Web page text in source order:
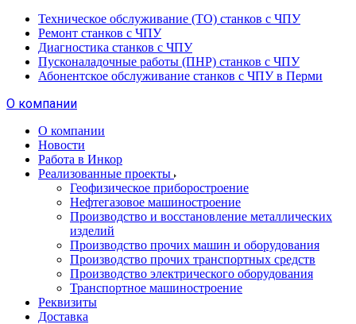
Техническое обслуживание (ТО) станков с ЧПУ
Ремонт станков с ЧПУ
Диагностика станков с ЧПУ
Пусконаладочные работы (ПНР) станков с ЧПУ
Абонентское обслуживание станков с ЧПУ в Перми
О компании
О компании
Новости
Работа в Инкор
Реализованные проекты
Геофизическое приборостроение
Нефтегазовое машиностроение
Производство и восстановление металлических
изделий
Производство прочих машин и оборудования
Производство прочих транспортных средств
Производство электрического оборудования
Транспортное машиностроение
Реквизиты
Доставка